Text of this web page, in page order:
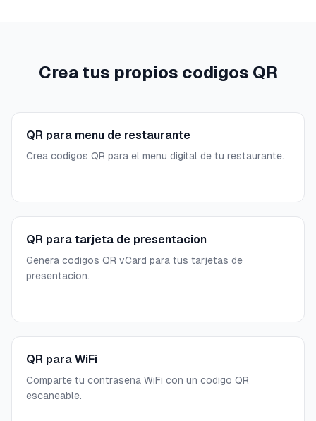
Crea tus propios codigos QR
QR para menu de restaurante
Crea codigos QR para el menu digital de tu restaurante.
QR para tarjeta de presentacion
Genera codigos QR vCard para tus tarjetas de
presentacion.
QR para WiFi
Comparte tu contrasena WiFi con un codigo QR
escaneable.